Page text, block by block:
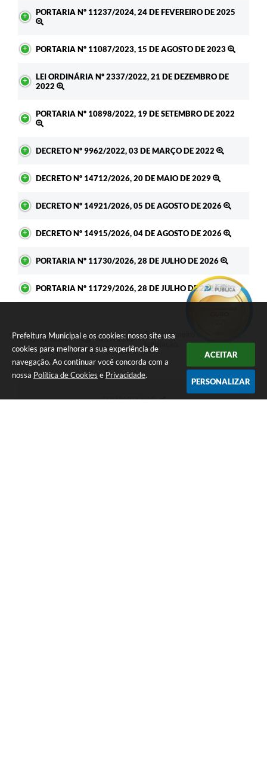
Prefeitura Municipal e os cookies: nosso site usa
cookies para melhorar a sua experiência de
navegação. Ao continuar você concorda com a
nossa Política de Cookies e Privacidade.
ACEITAR
PERSONALIZAR
PORTARIA Nº 11237/2024, 24 DE FEVEREIRO DE 2025
PORTARIA Nº 11087/2023, 15 DE AGOSTO DE 2023
LEI ORDINÁRIA Nº 2337/2022, 21 DE DEZEMBRO DE
2022
PORTARIA Nº 10898/2022, 19 DE SETEMBRO DE 2022
DECRETO Nº 9962/2022, 03 DE MARÇO DE 2022
DECRETO Nº 14712/2026, 20 DE MAIO DE 2029
DECRETO Nº 14921/2026, 05 DE AGOSTO DE 2026
DECRETO Nº 14915/2026, 04 DE AGOSTO DE 2026
PORTARIA Nº 11730/2026, 28 DE JULHO DE 2026
PORTARIA Nº 11729/2026, 28 DE JULHO DE 2026
GOSTEI NÃO GOSTEI
Seja o primeiro a curtir esta
legislação.
COMPARTILHAR